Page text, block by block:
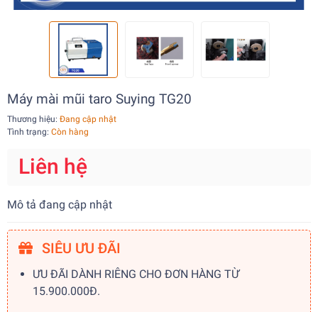
Máy mài mũi taro Suying TG20
Thương hiệu: Đang cập nhật
Tình trạng: Còn hàng
Liên hệ
Mô tả đang cập nhật
SIÊU ƯU ĐÃI
ƯU ĐÃI DÀNH RIÊNG CHO ĐƠN HÀNG TỪ
15.900.000Đ.